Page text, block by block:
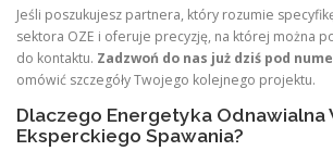
Jeśli poszukujesz partnera, który rozumie
sektora OZE i oferuje precyzję, na której można
do kontaktu. Zadzwoń do nas już dziś pod
omówić szczegóły Twojego kolejnego projektu.
Dlaczego Energetyka Odnawialna
Eksperckiego Spawania?